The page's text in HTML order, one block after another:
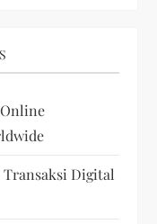
Transaksi Digital